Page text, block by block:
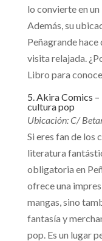
lo convierte en
Además, su
Peñagrande
visita relajada.
Libro para
5. Akira Comics
cultura pop
Ubicación: C/
Si eres fan de los
literatura
obligatoria en
ofrece una
mangas, sino
fantasía y
pop. Es un lugar